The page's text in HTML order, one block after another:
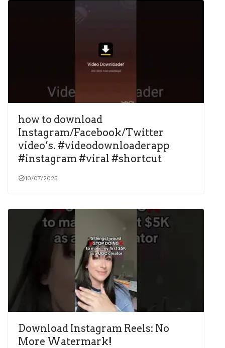
how to download
Instagram/Facebook/Twitter
video’s. #videodownloaderapp
#instagram #viral #shortcut
10/07/2025
Download Instagram Reels: No
More Watermark!